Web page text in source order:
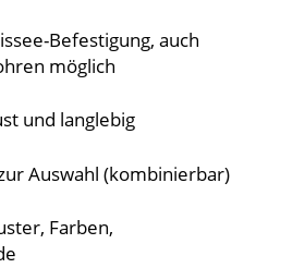
Befestigung, auch
möglich
und langlebig
Auswahl (kombinierbar)
Farben,